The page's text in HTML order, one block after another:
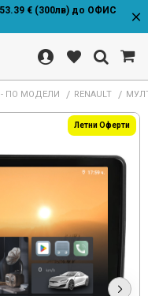
€ (300лв) до ОФИС
ПО МОДЕЛИ RENAULT
Летни Оферти